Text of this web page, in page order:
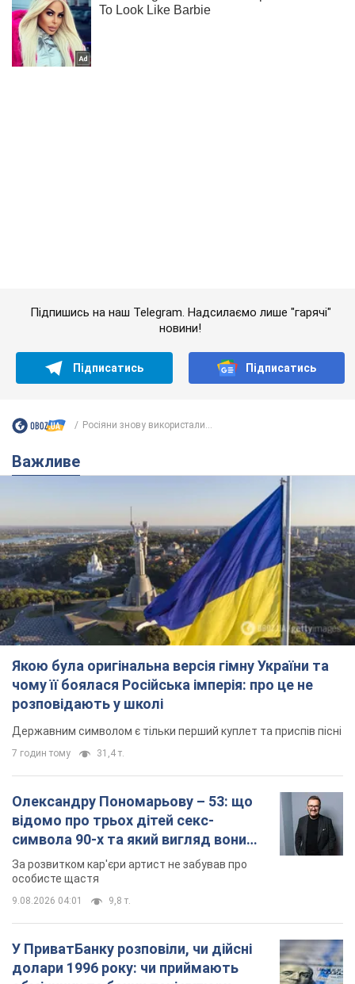
чому її боялася Російська імперія: про це не
Державним символом є тільки перший куплет та приспів пісні
7 годин тому 31,4 т.
Олександру Пономарьову – 53: що
відомо про трьох дітей секс-
символа 90-х та який вигляд вони
мають
За розвитком кар'єри артист не забував про
особисте щастя
9.08.2026 04:01 9,8 т.
У ПриватБанку розповіли, чи дійсні
долари 1996 року: чи приймають
приймають старі долари
9.08.2026 02:20 86,5 т.